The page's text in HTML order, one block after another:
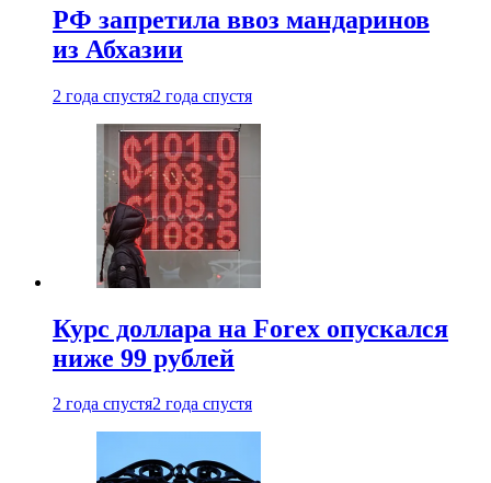
РФ запретила ввоз мандаринов
из Абхазии
2 года спустя2 года спустя
Курс доллара на Forex опускался
ниже 99 рублей
2 года спустя2 года спустя